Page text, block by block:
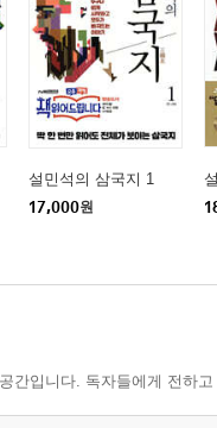
설민석의 삼국지 1
17,000원
간입니다. 독자들에게 전하